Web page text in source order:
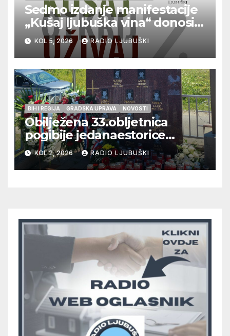
Sedmo izdanje manifestacije
„Kušaj ljubuška vina“ donosi
vrhunska vina, gastronomiju i
glazbu
KOL 5, 2026 RADIO LJUBUŠKI
BIH I REGIJA GRADSKA UPRAVA NOVOSTI
Obilježena 33.obljetnica
pogibije jedanaestorice
ljubuških branitelja
KOL 2, 2026 RADIO LJUBUŠKI